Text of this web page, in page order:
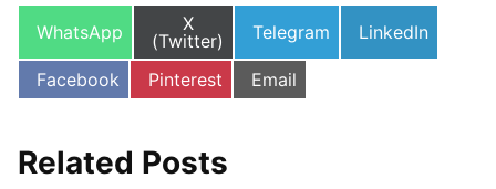
Compartir
WhatsApp
Compartir
en
X
(Twitter)
Compartir
Telegram
Compartir
LinkedIn
Compartir
en
Facebook
Compartir
en
Pinterest
Compartir
en
Email
Related Posts